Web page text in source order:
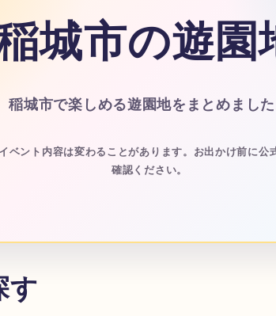
城市の遊園
稲城市で楽しめる遊園地をまとめました
ベント内容は変わることがあります。お出かけ前に公
確認ください。
す